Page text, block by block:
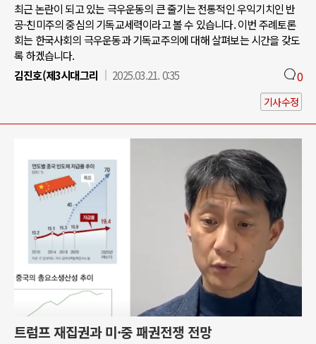
최근 논란이 되고 있는 극우운동의 큰 줄기는 전통적인 우익기치인 반
공-친미주의 중심의 기독교세력이라고 볼 수 있습니다. 이번 주례토론
회는 한국사회의 극우운동과 기독교주의에 대해 살펴보는 시간을 갖도
록 하겠습니다.
김진호(제3시대그리
2025.03.21. 0:35 0
기사수정
트럼프 재집권과 미·중 패권전쟁 전망